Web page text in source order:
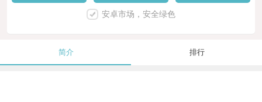
安卓市场，安全绿色
简介 排行